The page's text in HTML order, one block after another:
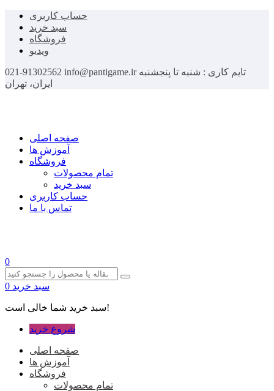
حساب کاربری
سبد خرید
فروشگاه
ویدیو
021-91302562 info@pantigame.ir تایم کاری : شنبه تا پنجشنبه
ایران، تهران
صفحه اصلی
آموزش ها
فروشگاه
تمام محصولات
سبد خرید
حساب کاربری
تماس با ما
0
سبد خرید 0
سبد خرید شما خالی است!
شروع خرید
صفحه اصلی
آموزش ها
فروشگاه
تمام محصولات